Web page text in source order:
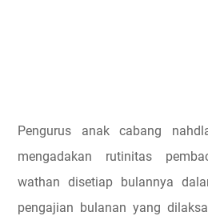
Pengurus anak cabang
mengadakan rutinitas
wathan disetiap bulannya
pengajian bulanan yang